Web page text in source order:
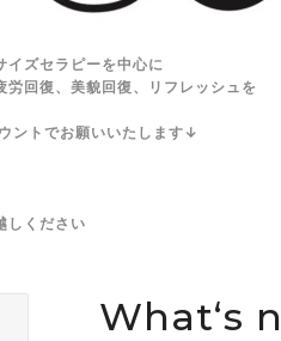
イズセラピーを中心に
回復、美貌回復、リフレッシュを
ントでお願いいたします↓
しください
What‘s